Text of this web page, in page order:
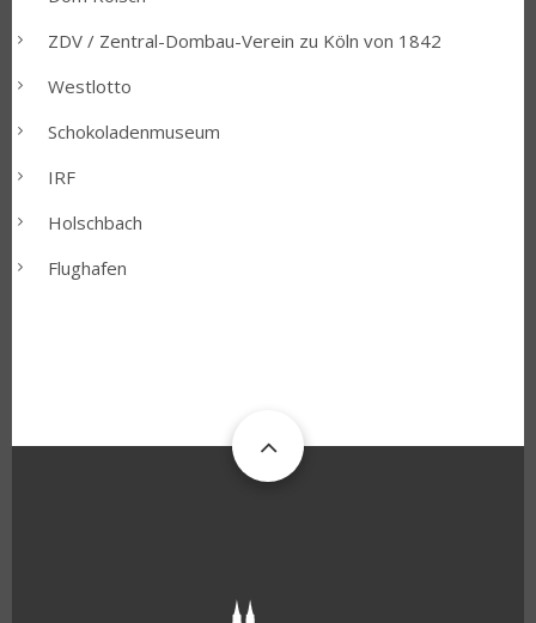
ZDV / Zentral-Dombau-Verein zu Köln von 1842
Westlotto
Schokoladenmuseum
IRF
Holschbach
Flughafen